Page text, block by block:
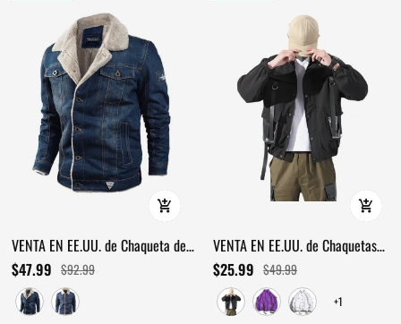
VENTA EN EE.UU. de Chaqueta de
Mezclilla Cálida con Botones /
Chaqueta Suelta de Moda con
Múltiples Bolsillos
$47.99 $92.99
VENTA EN EE.UU. de Chaquetas
Elegantes para Hombre /
Chaqueta Militar de Estilo Urbano
con Cintas y Bolsillos
$25.99 $49.99
+1